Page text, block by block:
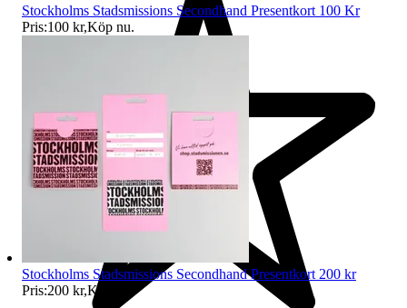
Stockholms Stadsmissions Secondhand Presentkort 100 Kr
Pris:100 kr,Köp nu.
Stockholms Stadsmissions Secondhand Presentkort 200 kr
Pris:200 kr,Köp nu